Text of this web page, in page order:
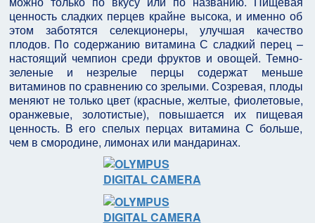
ценность сладких перцев крайне высока, и именно об
этом заботятся селекционеры, улучшая качество
плодов. По содержанию витамина С сладкий перец –
настоящий чемпион среди фруктов и овощей. Темно-
зеленые и незрелые перцы содержат меньше
витаминов по сравнению со зрелыми. Созревая, плоды
меняют не только цвет (красные, желтые, фиолетовые,
оранжевые, золотистые), повышается их пищевая
ценность. В его спелых перцах витамина С больше,
чем в смородине, лимонах или мандаринах.